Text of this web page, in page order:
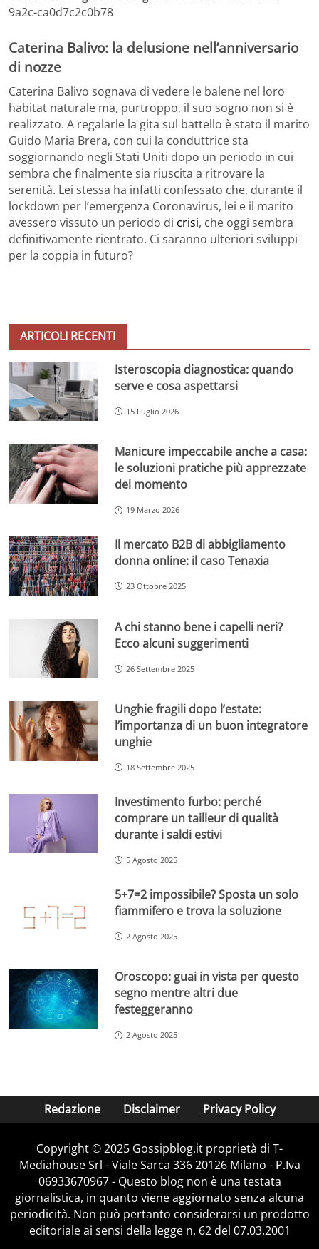
9a2c-ca0d7c2c0b78
Caterina Balivo: la delusione nell’anniversario
di nozze
Caterina Balivo sognava di vedere le balene nel loro
habitat naturale ma, purtroppo, il suo sogno non si è
realizzato. A regalarle la gita sul battello è stato il marito
Guido Maria Brera, con cui la conduttrice sta
soggiornando negli Stati Uniti dopo un periodo in cui
sembra che finalmente sia riuscita a ritrovare la
serenità. Lei stessa ha infatti confessato che, durante il
lockdown per l’emergenza Coronavirus, lei e il marito
avessero vissuto un periodo di crisi, che oggi sembra
definitivamente rientrato. Ci saranno ulteriori sviluppi
per la coppia in futuro?
ARTICOLI RECENTI
Isteroscopia diagnostica: quando
serve e cosa aspettarsi
15 Luglio 2026
Manicure impeccabile anche a casa:
le soluzioni pratiche più apprezzate
del momento
19 Marzo 2026
Il mercato B2B di abbigliamento
donna online: il caso Tenaxia
23 Ottobre 2025
A chi stanno bene i capelli neri?
Ecco alcuni suggerimenti
26 Settembre 2025
Unghie fragili dopo l’estate:
l’importanza di un buon integratore
unghie
18 Settembre 2025
Investimento furbo: perché
comprare un tailleur di qualità
durante i saldi estivi
5 Agosto 2025
5+7=2 impossibile? Sposta un solo
fiammifero e trova la soluzione
2 Agosto 2025
Oroscopo: guai in vista per questo
segno mentre altri due
festeggeranno
2 Agosto 2025
Redazione Disclaimer Privacy Policy
Copyright © 2025 Gossipblog.it proprietà di T-
Mediahouse Srl - Viale Sarca 336 20126 Milano - P.Iva
06933670967 - Questo blog non è una testata
giornalistica, in quanto viene aggiornato senza alcuna
periodicità. Non può pertanto considerarsi un prodotto
editoriale ai sensi della legge n. 62 del 07.03.2001